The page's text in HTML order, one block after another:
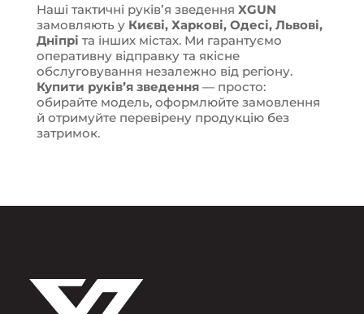
Наші тактичні руківʼя зведення XGUN
замовляють у Києві, Харкові, Одесі, Львові,
Дніпрі та інших містах. Ми гарантуємо
оперативну відправку та якісне
обслуговування незалежно від регіону.
Купити руківʼя зведення— просто:
обирайте модель, оформлюйте замовлення
й отримуйте перевірену продукцію без
затримок.